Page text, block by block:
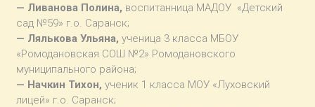
— Ливанова Полина, воспитанница МАДОУ «Детский
сад №59» г.о. Саранск;
— Лялькова Ульяна, ученица 3 класса МБОУ
«Ромодановская СОШ №2» Ромодановского
муниципального района;
— Начкин Тихон, ученик 1 класса МОУ «Луховский
лицей» г.о. Саранск;